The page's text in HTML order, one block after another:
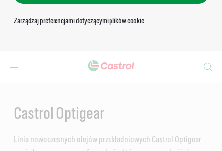
Zarządzaj preferencjami dotyczącymi plików cookie
Castrol Optigear
Linia nowoczesnych olejów przekładniowych Castrol Optigear